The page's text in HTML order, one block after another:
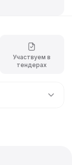
Участвуем в
тендерах